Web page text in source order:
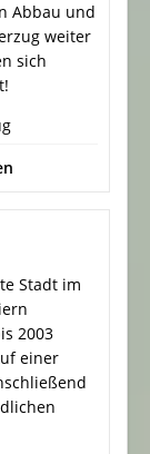
Abbau und
weiter
sich
Stadt im
2003
einer